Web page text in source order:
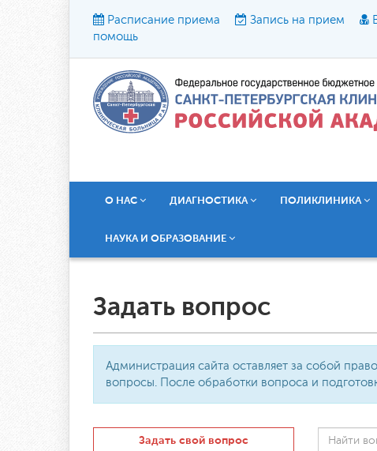
Расписание приема Запись на прием
помощь
О НАС ДИАГНОСТИКА ПОЛИКЛИНИКА
НАУКА И ОБРАЗОВАНИЕ
Задать вопрос
Администрация сайта оставляет за собой
вопросы. После обработки вопроса и
Задать свой вопрос